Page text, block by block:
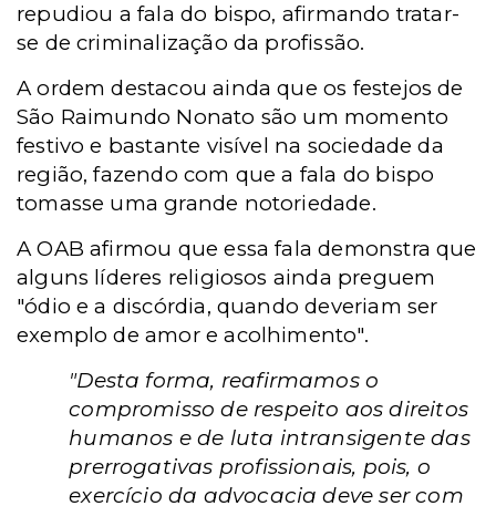
repudiou a fala do bispo, afirmando tratar-
se de criminalização da profissão.
A ordem destacou ainda que os festejos de
São Raimundo Nonato são um momento
festivo e bastante visível na sociedade da
região, fazendo com que a fala do bispo
tomasse uma grande notoriedade.
A OAB afirmou que essa fala demonstra que
alguns líderes religiosos ainda preguem
"ódio e a discórdia, quando deveriam ser
exemplo de amor e acolhimento".
"Desta forma, reafirmamos o
compromisso de respeito aos direitos
humanos e de luta intransigente das
prerrogativas profissionais, pois, o
exercício da advocacia deve ser com